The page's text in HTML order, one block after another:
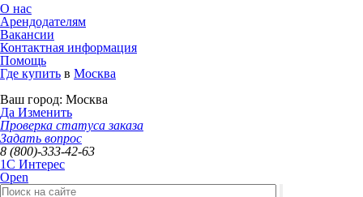
О нас
Арендодателям
Вакансии
Контактная информация
Помощь
Где купить в Москва
Ваш город: Москва
Да Изменить
Проверка статуса заказа
Задать вопрос
8 (800)-333-42-63
1C Интерес
Open